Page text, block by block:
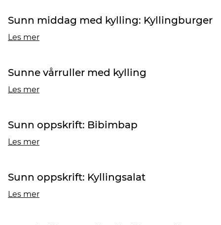
Sunn middag med kylling: Kyllingburger
Les mer
Sunne vårruller med kylling
Les mer
Sunn oppskrift: Bibimbap
Les mer
Sunn oppskrift: Kyllingsalat
Les mer